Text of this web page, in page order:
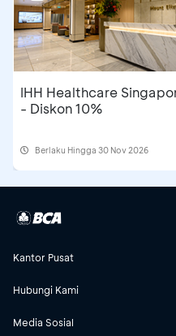
IHH Healthcare
- Diskon 10%
Berlaku Hingga 30 Nov 2026
Kantor Pusat
Hubungi Kami
Media Sosial